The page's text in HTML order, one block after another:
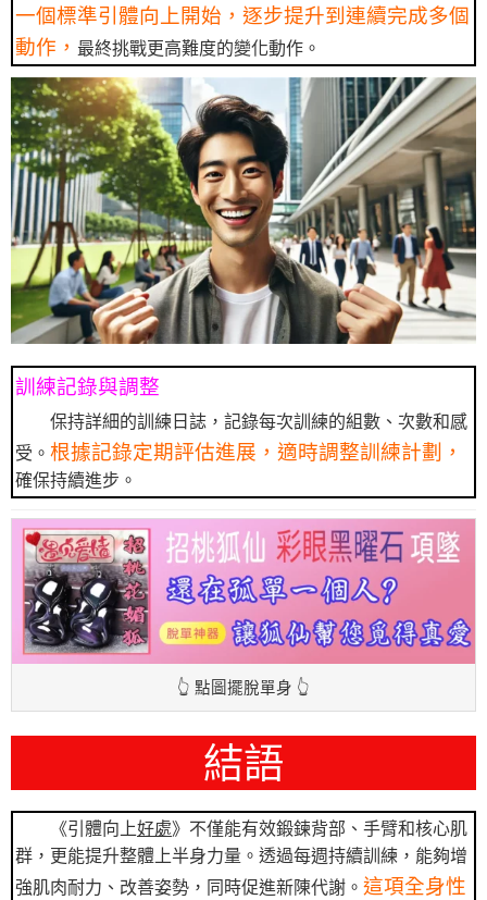
一個標準引體向上開始，逐步提升到連續完成多個
動作， 最終挑戰更高難度的變化動作。
訓練記錄與調整
保持詳細的訓練日誌，記錄每次訓練的組數、次數和感
受。 根據記錄定期評估進展，適時調整訓練計劃，
確保持續進步。
👆 點圖擺脫單身 👆
結語
《引體向上好處》不僅能有效鍛鍊背部、手臂和核心肌
群，更能提升整體上半身力量。透過每週持續訓練，能夠增
強肌肉耐力、改善姿勢，同時促進新陳代謝。 這項全身性